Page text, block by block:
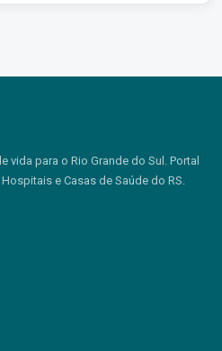
para o Rio Grande do Sul. Portal
e Casas de Saúde do RS.